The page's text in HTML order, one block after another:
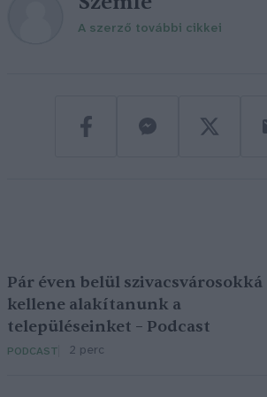
A szerző további cikkei
Pár éven belül szivacsvárosokká
kellene alakítanunk a
településeinket – Podcast
PODCAST 2 perc